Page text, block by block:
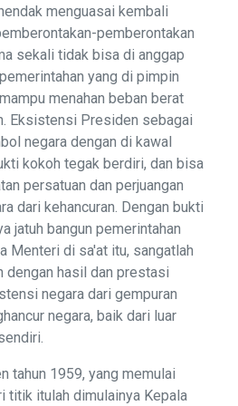
menguasai kembali
pemberontakan
sekali tidak bisa di anggap
yang di pimpin
menahan beban berat
Eksistensi Presiden sebagai
negara dengan di kawal
kokoh tegak berdiri, dan bisa
persatuan dan perjuangan
dari kehancuran. Dengan bukti
jatuh bangun pemerintahan
Menteri di sa'at itu, sangatlah
dengan hasil dan prestasi
negara dari gempuran
negara, baik dari luar
tahun 1959, yang memulai
titik itulah dimulainya Kepala